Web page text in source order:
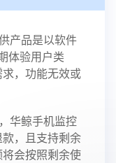
产品是以软件
体验用户类
，功能无效或
华鲸手机监控
，且支持剩余
会按照剩余使